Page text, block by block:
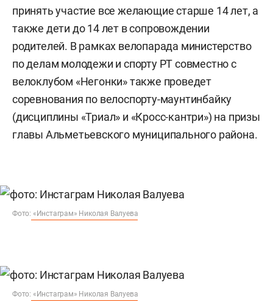
принять участие все желающие старше 14 лет, а
также дети до 14 лет в сопровождении
родителей. В рамках велопарада министерство
по делам молодежи и спорту РТ совместно с
велоклубом «Негонки» также проведет
соревнования по велоспорту-маунтинбайку
(дисциплины «Триал» и «Кросс-кантри») на призы
главы Альметьевского муниципального района.
Фото: «Инстаграм» Николая Валуева
Фото: «Инстаграм» Николая Валуева